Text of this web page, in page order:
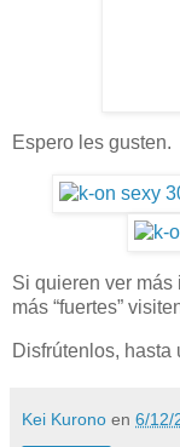
Espero les gusten.
Si quieren ver más
más “fuertes”
Disfrútenlos, hasta
Kei Kurono en 6/12/